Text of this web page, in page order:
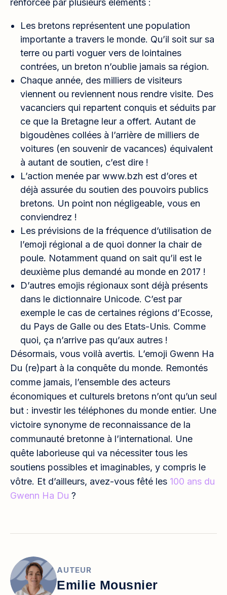
renforcée par plusieurs éléments :
Les bretons représentent une population
importante a travers le monde. Qu’il soit sur sa
terre ou parti voguer vers de lointaines
contrées, un breton n’oublie jamais sa région.
Chaque année, des milliers de visiteurs
viennent ou reviennent nous rendre visite. Des
vacanciers qui repartent conquis et séduits par
ce que la Bretagne leur a offert. Autant de
bigoudènes collées à l’arrière de milliers de
voitures (en souvenir de vacances) équivalent
à autant de soutien, c’est dire !
L’action menée par www.bzh est d’ores et
déjà assurée du soutien des pouvoirs publics
bretons. Un point non négligeable, vous en
conviendrez !
Les prévisions de la fréquence d’utilisation de
l’emoji régional a de quoi donner la chair de
poule. Notamment quand on sait qu’il est le
deuxième plus demandé au monde en 2017 !
D’autres emojis régionaux sont déjà présents
dans le dictionnaire Unicode. C’est par
exemple le cas de certaines régions d’Ecosse,
du Pays de Galle ou des Etats-Unis. Comme
quoi, ça n’arrive pas qu’aux autres !
Désormais, vous voilà avertis. L’emoji Gwenn Ha
Du (re)part à la conquête du monde. Remontés
comme jamais, l’ensemble des acteurs
économiques et culturels bretons n’ont qu’un seul
but : investir les téléphones du monde entier. Une
victoire synonyme de reconnaissance de la
communauté bretonne à l’international. Une
quête laborieuse qui va nécessiter tous les
soutiens possibles et imaginables, y compris le
vôtre. Et d’ailleurs, avez-vous fêté les 100 ans du
Gwenn Ha Du ?
AUTEUR
Emilie Mousnier